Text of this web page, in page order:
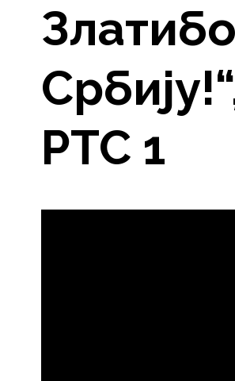
РТС 1